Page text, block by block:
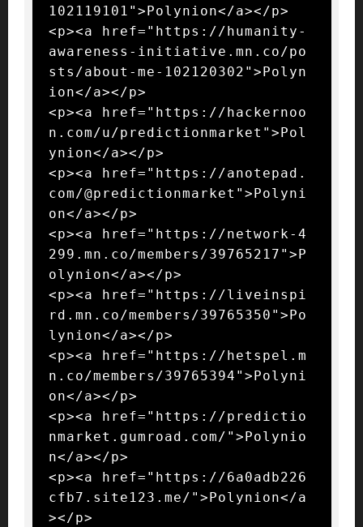
102119101">Polynion</a></p>
<p><a href="https://humanity-
awareness-initiative.mn.co/po
sts/about-me-102120302">Polyn
ion</a></p>
<p><a href="https://hackernoo
n.com/u/predictionmarket">Pol
ynion</a></p>
<p><a href="https://anotepad.
com/@predictionmarket">Polyni
on</a></p>
<p><a href="https://network-4
299.mn.co/members/39765217">P
olynion</a></p>
<p><a href="https://liveinspi
rd.mn.co/members/39765350">Po
lynion</a></p>
<p><a href="https://hetspel.m
n.co/members/39765394">Polyni
on</a></p>
<p><a href="https://predictio
nmarket.gumroad.com/">Polynio
n</a></p>
<p><a href="https://6a0adb226
cfb7.site123.me/">Polynion</a
></p>